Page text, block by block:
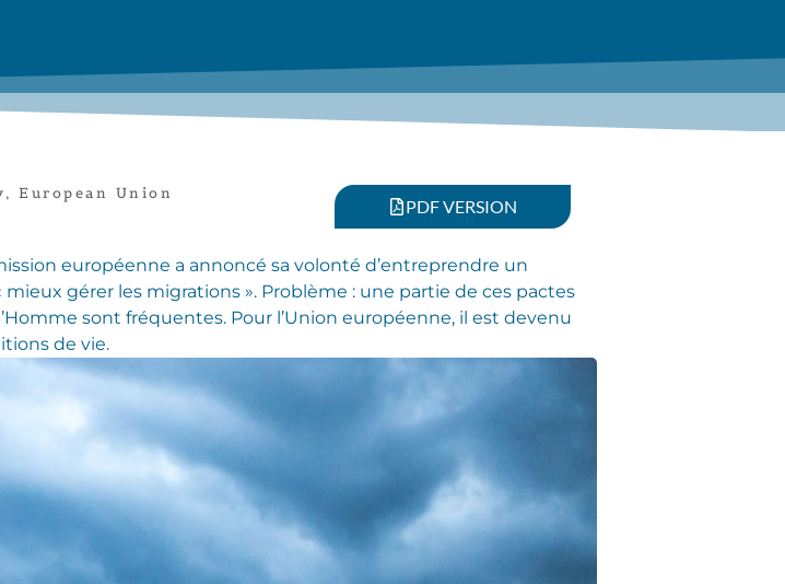
, European Union
PDF VERSION
européenne a annoncé sa volonté d’entreprendre un
gérer les migrations ». Problème : une partie de ces pactes
sont fréquentes. Pour l’Union européenne, il est devenu
de vie.